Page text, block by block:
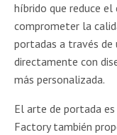
híbrido que reduce
comprometer la
portadas a través
directamente con
más personalizada.
El arte de portada
Factory también